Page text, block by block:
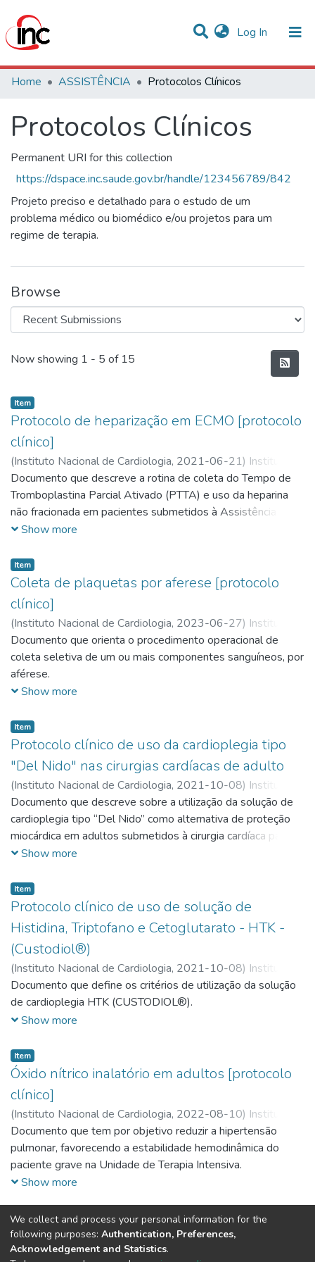
Log In (current)
Statistics
All of DSpace
Home ASSISTÊNCIA Protocolos Clínicos
Protocolos Clínicos
Permanent URI for this collection
https://dspace.inc.saude.gov.br/handle/123456789/842
Projeto preciso e detalhado para o estudo de um
problema médico ou biomédico e/ou projetos para um
regime de terapia.
Browse
Recent Submissions
Now showing 1 - 5 of 15
Item
Protocolo de heparização em ECMO [protocolo
clínico]
(Instituto Nacional de Cardiologia, 2021-06-21) Instituto
Nacional de Cardiologia;Coordenação de Assistência;
Comitê de ECMO
Documento que descreve a rotina de coleta do Tempo de
Tromboplastina Parcial Ativado (PTTA) e uso da heparina
não fracionada em pacientes submetidos à Assistência
Circulatória (ECMO).
Show more
Item
Coleta de plaquetas por aferese [protocolo
clínico]
(Instituto Nacional de Cardiologia, 2023-06-27) Instituto
Nacional de Cardiologia ;Coordenação Assistencial;Núcleo
de Hemoterapia
Documento que orienta o procedimento operacional de
coleta seletiva de um ou mais componentes sanguíneos, por
aférese.
Show more
Item
Protocolo clínico de uso da cardioplegia tipo
"Del Nido" nas cirurgias cardíacas de adulto
(Instituto Nacional de Cardiologia, 2021-10-08) Instituto
Nacional de Cardiologia;Coordenação Assistencial;Serviço
de Cirurgia Cardíaca Adulto
Documento que descreve sobre a utilização da solução de
cardioplegia tipo “Del Nido” como alternativa de proteção
miocárdica em adultos submetidos à cirurgia cardíaca para
correção orovalvar e Aorta com tempo de anóxia
Show more
Item
Protocolo clínico de uso de solução de
Histidina, Triptofano e Cetoglutarato - HTK -
(Custodiol®)
(Instituto Nacional de Cardiologia, 2021-10-08) Instituto
Nacional de Cardiologia ;Coordenação Assistencial;Serviço
de Cirurgia Cardíaca
Documento que define os critérios de utilização da solução
de cardioplegia HTK (CUSTODIOL®).
Show more
Item
Óxido nítrico inalatório em adultos [protocolo
clínico]
(Instituto Nacional de Cardiologia, 2022-08-10) Instituto
Nacional de Cardiologia;Coordenação Assistencial;Área de
Fisioterapia
Documento que tem por objetivo reduzir a hipertensão
pulmonar, favorecendo a estabilidade hemodinâmica do
paciente grave na Unidade de Terapia Intensiva.
Show more
« 1(current)
2 3 »
We collect and process your personal information for the
following purposes: Authentication, Preferences,
Acknowledgement and Statistics.